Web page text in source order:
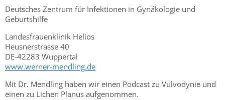
Deutsches Zentrum für Infektionen in Gynäkologie und
Geburtshilfe
Landesfrauenklinik Helios
Heusnerstrasse 40
DE-42283 Wuppertal
www.werner-mendling.de
Mit Dr. Mendling haben wir einen Podcast zu Vulvodynie und
einen zu Lichen Planus aufgenommen.